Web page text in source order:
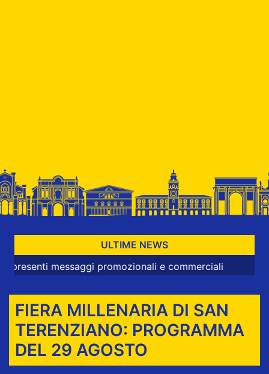
ULTIME NEWS
messaggi promozionali e commerciali
FIERA MILLENARIA DI SAN
TERENZIANO: PROGRAMMA
DEL 29 AGOSTO